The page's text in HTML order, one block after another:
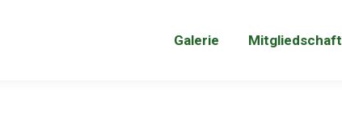
Galerie Mitgliedschaft